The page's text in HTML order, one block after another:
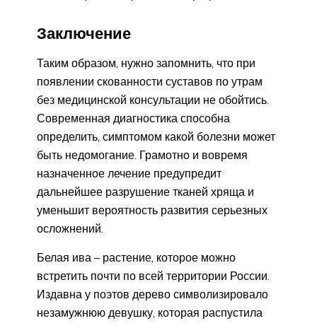
Заключение
Таким образом, нужно запомнить, что при
появлении скованности суставов по утрам
без медицинской консультации не обойтись.
Современная диагностика способна
определить, симптомом какой болезни может
быть недомогание. Грамотно и вовремя
назначенное лечение предупредит
дальнейшее разрушение тканей хряща и
уменьшит вероятность развития серьезных
осложнений.
Белая ива – растение, которое можно
встретить почти по всей территории России.
Издавна у поэтов дерево символизировало
незамужнюю девушку, которая распустила